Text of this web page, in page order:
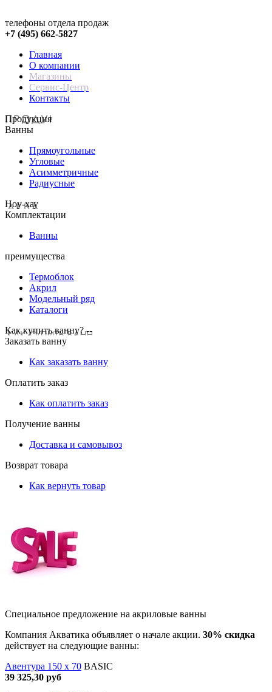
телефоны отдела продаж
+7 (495) 662-5827
Главная
О компании
Магазины
Сервис-Центр
Контакты
Продукция
Ванны
Прямоугольные
Угловые
Асимметричные
Радиусные
Hoy-хау
Комплектации
Ванны
преимущества
Термоблок
Акрил
Модельный ряд
Каталоги
Как купить ванну? --
Заказать ванну
Как заказать ванну
Оплатить заказ
Как оплатить заказ
Получение ванны
Доставка и самовывоз
Возврат товара
Как вернуть товар
Специальное предложение на акриловые ванны
Компания Акватика объявляет о начале акции. 30% скидка
действует на следующие ванны:
Авентура 150 х 70 BASIC
39 325,30 руб